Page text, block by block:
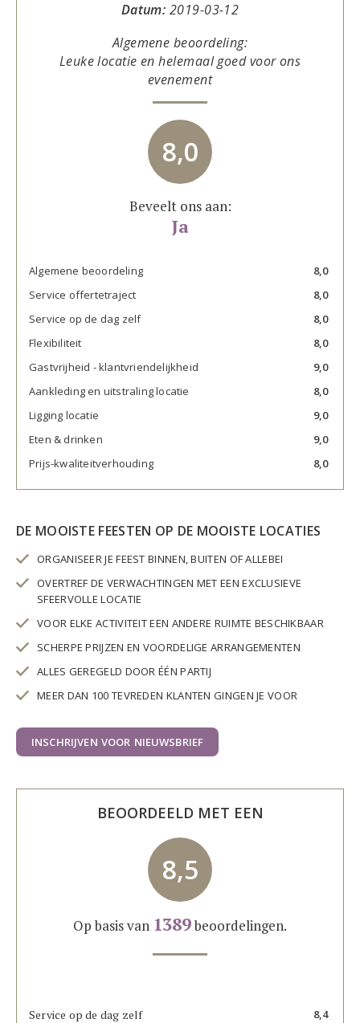
Datum: 2019-03-12
Algemene beoordeling:
Leuke locatie en helemaal goed voor ons
evenement
8,0
Beveelt ons aan:
Ja
Algemene beoordeling
8,0
Service offertetraject
8,0
Service op de dag zelf
8,0
Flexibiliteit
8,0
Gastvrijheid - klantvriendelijkheid
9,0
Aankleding en uitstraling locatie
8,0
Ligging locatie
9,0
Eten & drinken
9,0
Prijs-kwaliteitverhouding
8,0
DE MOOISTE FEESTEN OP DE MOOISTE LOCATIES
ORGANISEER JE FEEST BINNEN, BUITEN OF ALLEBEI
OVERTREF DE VERWACHTINGEN MET EEN EXCLUSIEVE
SFEERVOLLE LOCATIE
VOOR ELKE ACTIVITEIT EEN ANDERE RUIMTE BESCHIKBAAR
SCHERPE PRIJZEN EN VOORDELIGE ARRANGEMENTEN
ALLES GEREGELD DOOR ÉÉN PARTIJ
MEER DAN 100 TEVREDEN KLANTEN GINGEN JE VOOR
INSCHRIJVEN VOOR NIEUWSBRIEF
BEOORDEELD MET EEN
8,5
Op basis van 1389beoordelingen.
Service op de dag zelf 8,4